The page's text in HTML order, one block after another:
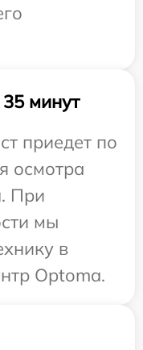
минут
приедет по
осмотра
При
мы
в
Optoma.